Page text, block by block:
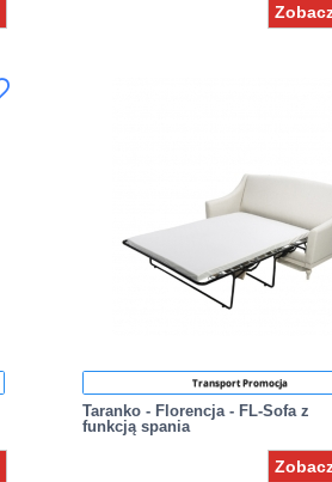
Transport Promocja
Taranko - Florencja - FL-Sofa z
funkcją spania